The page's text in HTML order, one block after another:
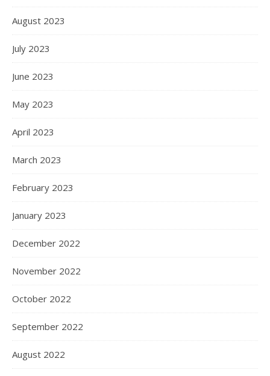
August 2023
July 2023
June 2023
May 2023
April 2023
March 2023
February 2023
January 2023
December 2022
November 2022
October 2022
September 2022
August 2022